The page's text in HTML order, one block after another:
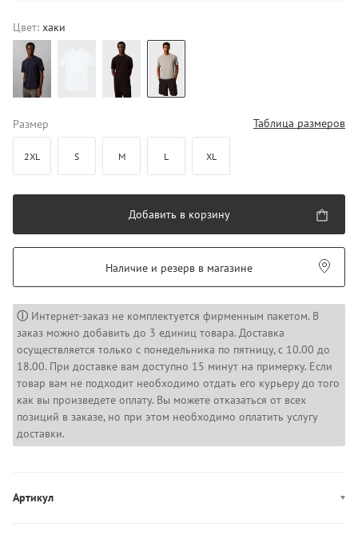
Цвет: хаки
Размер Таблица размеров
2XL S M L XL
Добавить в корзину
Наличие и резерв в магазине
ⓘ Интернет-заказ не комплектуется фирменным пакетом. В
заказ можно добавить до 3 единиц товара. Доставка
осуществляется только с понедельника по пятницу, с 10.00 до
18.00. При доставке вам доступно 15 минут на примерку. Если
товар вам не подходит необходимо отдать его курьеру до того
как вы произведете оплату. Вы можете отказаться от всех
позиций в заказе, но при этом необходимо оплатить услугу
доставки.
Артикул